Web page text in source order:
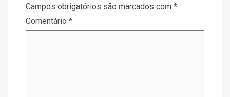
Campos obrigatórios são marcados com *
Comentário *